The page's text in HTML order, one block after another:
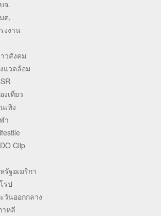
จ.
ต,
งงาน
วสังคม
แวดล้อม
งเที่ยว
เทิง
า
Clip
รัฐอเมริกา
รป
วันออกกลาง
าหลี